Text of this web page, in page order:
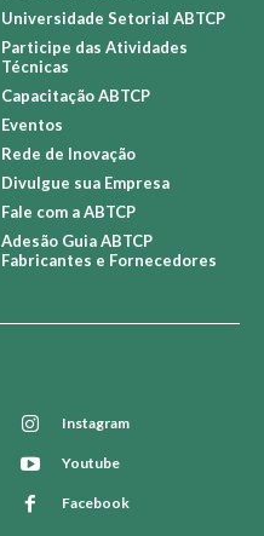
Universidade Setorial ABTCP
Participe das Atividades
Técnicas
Capacitação ABTCP
Eventos
Rede de Inovação
Divulgue sua Empresa
Fale com a ABTCP
Adesão Guia ABTCP
Fabricantes e Fornecedores
Instagram
Youtube
Facebook